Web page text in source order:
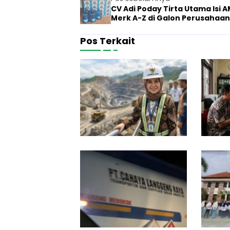
CV Adi Poday Tirta Utama Isi
Merk A-Z di Galon
Pos Terkait
Hukum
G
u
b
n
r
a
t
i
i
s
7 Juni 2026
Hukum
S
o
h
A
6 Januari